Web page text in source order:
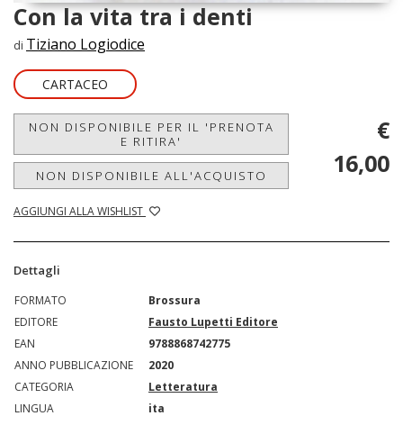
Con la vita tra i denti
di Tiziano Logiodice
CARTACEO
NON DISPONIBILE PER IL 'PRENOTA
E RITIRA'
NON DISPONIBILE ALL'ACQUISTO
AGGIUNGI ALLA WISHLIST
€
16,00
Dettagli
FORMATO
Brossura
EDITORE
Fausto Lupetti Editore
EAN
9788868742775
ANNO PUBBLICAZIONE
2020
CATEGORIA
Letteratura
LINGUA
ita